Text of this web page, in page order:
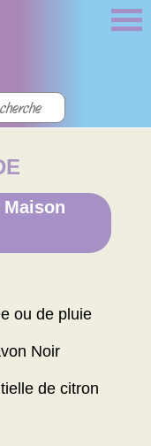
ou de pluie
Noir
de citron